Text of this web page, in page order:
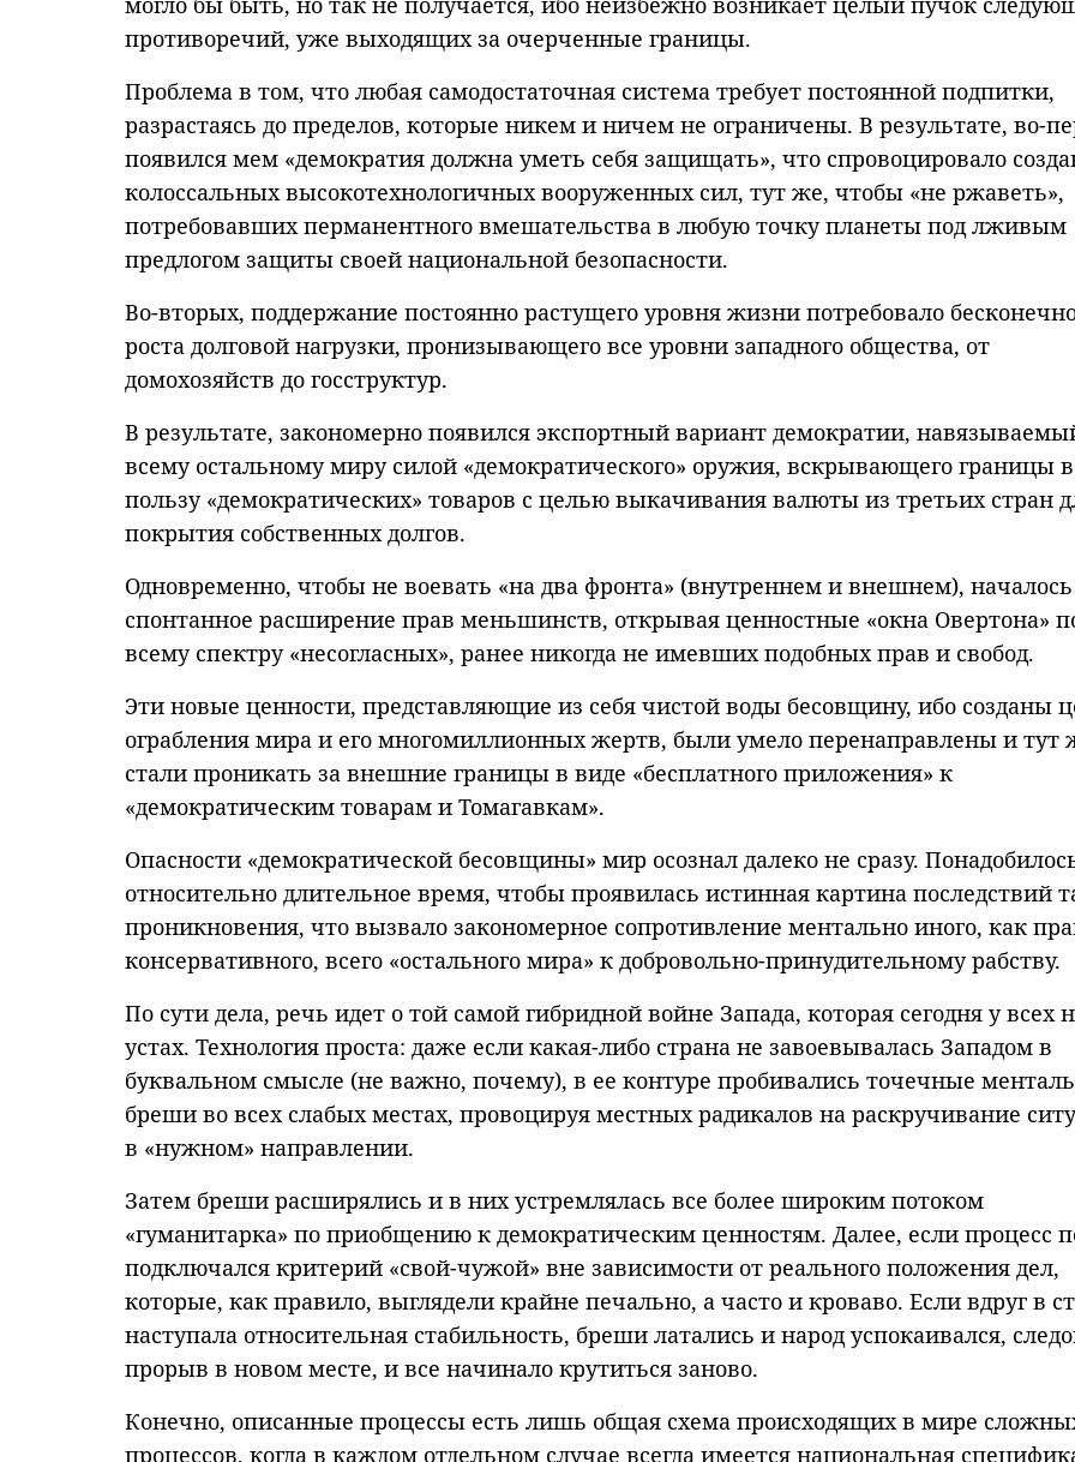
противоречий, уже выходящих за очерченные границы.
Проблема в том, что любая самодостаточная система требует постоянной подпитки,
разрастаясь до пределов, которые никем и ничем не ограничены. В результате, во-
появился мем «демократия должна уметь себя защищать», что спровоцировало
колоссальных высокотехнологичных вооруженных сил, тут же, чтобы «не ржаветь»,
потребовавших перманентного вмешательства в любую точку планеты под лживым
предлогом защиты своей национальной безопасности.
Во-вторых, поддержание постоянно растущего уровня жизни потребовало
роста долговой нагрузки, пронизывающего все уровни западного общества, от
домохозяйств до госструктур.
В результате, закономерно появился экспортный вариант демократии,
всему остальному миру силой «демократического» оружия, вскрывающего границы в
пользу «демократических» товаров с целью выкачивания валюты из третьих стран
покрытия собственных долгов.
Одновременно, чтобы не воевать «на два фронта» (внутреннем и внешнем), началось
спонтанное расширение прав меньшинств, открывая ценностные «окна Овертона»
всему спектру «несогласных», ранее никогда не имевших подобных прав и свобод.
Эти новые ценности, представляющие из себя чистой воды бесовщину, ибо созданы
ограбления мира и его многомиллионных жертв, были умело перенаправлены и тут
стали проникать за внешние границы в виде «бесплатного приложения» к
«демократическим товарам и Томагавкам».
Опасности «демократической бесовщины» мир осознал далеко не сразу.
относительно длительное время, чтобы проявилась истинная картина последствий
проникновения, что вызвало закономерное сопротивление ментально иного, как
консервативного, всего «остального мира» к добровольно-принудительному рабству.
По сути дела, речь идет о той самой гибридной войне Запада, которая сегодня у всех
устах. Технология проста: даже если какая-либо страна не завоевывалась Западом в
буквальном смысле (не важно, почему), в ее контуре пробивались точечные
бреши во всех слабых местах, провоцируя местных радикалов на раскручивание
в «нужном» направлении.
Затем бреши расширялись и в них устремлялась все более широким потоком
«гуманитарка» по приобщению к демократическим ценностям. Далее, если процесс
подключался критерий «свой-чужой» вне зависимости от реального положения дел,
которые, как правило, выглядели крайне печально, а часто и кроваво. Если вдруг в
наступала относительная стабильность, бреши латались и народ успокаивался,
прорыв в новом месте, и все начинало крутиться заново.
Конечно, описанные процессы есть лишь общая схема происходящих в мире
процессов, когда в каждом отдельном случае всегда имеется национальная